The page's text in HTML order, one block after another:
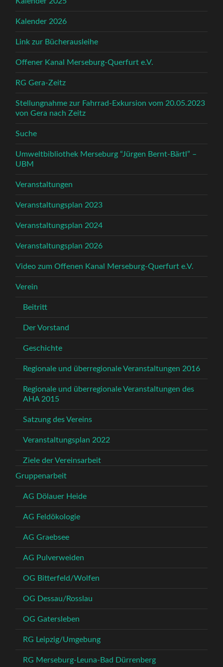
Kalender 2026
Link zur Bücherausleihe
Offener Kanal Merseburg-Querfurt e.V.
RG Gera-Zeitz
Stellungnahme zur Fahrrad-Exkursion vom 20.05.2023
von Gera nach Zeitz
Suche
Umweltbibliothek Merseburg “Jürgen Bernt-Bärtl” –
UBM
Veranstaltungen
Veranstaltungsplan 2023
Veranstaltungsplan 2024
Veranstaltungsplan 2026
Video zum Offenen Kanal Merseburg-Querfurt e.V.
Verein
Beitritt
Der Vorstand
Geschichte
Regionale und überregionale Veranstaltungen 2016
Regionale und überregionale Veranstaltungen des
AHA 2015
Satzung des Vereins
Veranstaltungsplan 2022
Ziele der Vereinsarbeit
Gruppenarbeit
AG Dölauer Heide
AG Feldökologie
AG Graebsee
AG Pulverweiden
OG Bitterfeld/Wolfen
OG Dessau/Rosslau
OG Gatersleben
RG Leipzig/Umgebung
RG Merseburg-Leuna-Bad Dürrenberg